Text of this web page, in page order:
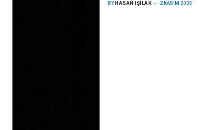
BY HASAN IŞILAK 2 KASIM 2025